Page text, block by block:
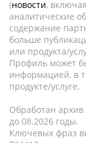
(новости,
аналитические
содержание
больше
или продукта/
Профиль может
информацией, в
продукте/услуге.
Обработан
до 08.2026 годы.
Ключевых фраз